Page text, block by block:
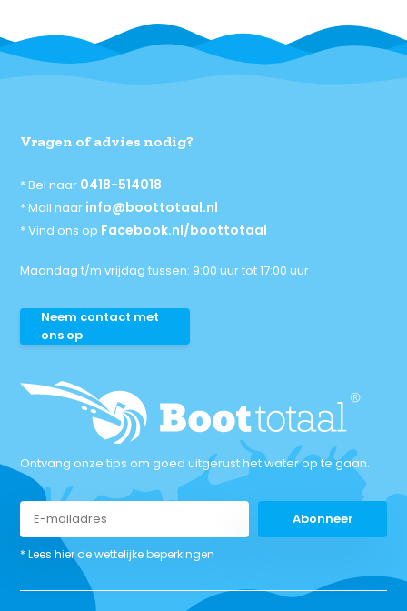
Vragen of advies nodig?
* Bel naar 0418-514018
* Mail naar info@boottotaal.nl
* Vind ons op Facebook.nl/boottotaal
Maandag t/m vrijdag tussen: 9:00 uur tot 17:00 uur
Neem contact met
ons op
Ontvang onze tips om goed uitgerust het water op te gaan.
Abonneer
* Lees hier de wettelijke beperkingen